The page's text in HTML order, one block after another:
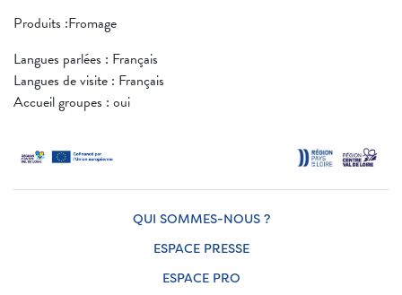
Produits :Fromage
Langues parlées : Français
Langues de visite : Français
Accueil groupes : oui
QUI SOMMES-NOUS ?
ESPACE PRESSE
ESPACE PRO